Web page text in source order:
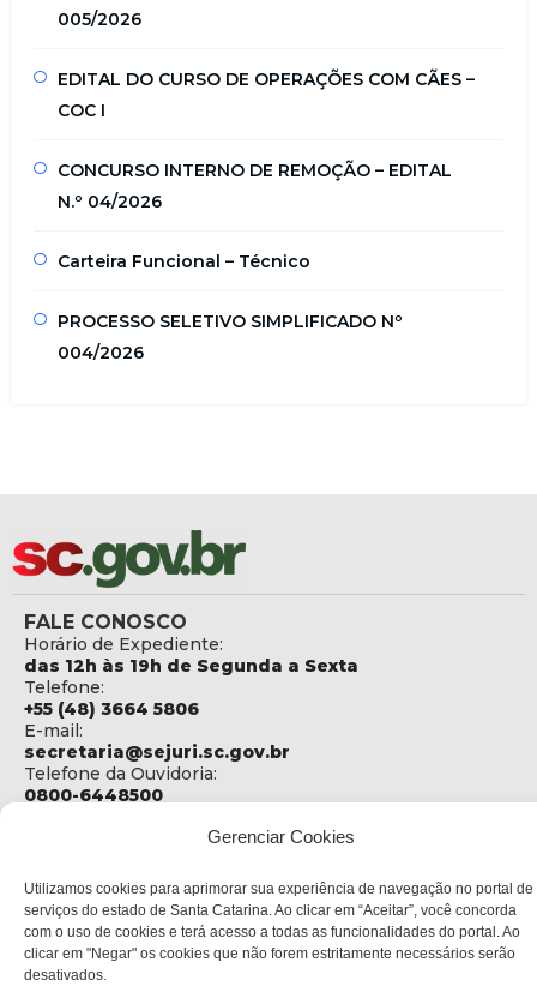
Gerenciar Cookies
Utilizamos cookies para aprimorar sua experiência de navegação no portal de
serviços do estado de Santa Catarina. Ao clicar em “Aceitar”, você concorda
com o uso de cookies e terá acesso a todas as funcionalidades do portal. Ao
clicar em "Negar" os cookies que não forem estritamente necessários serão
desativados.
005/2026
EDITAL DO CURSO DE OPERAÇÕES COM CÃES –
COC I
CONCURSO INTERNO DE REMOÇÃO – EDITAL
N.º 04/2026
Carteira Funcional – Técnico
PROCESSO SELETIVO SIMPLIFICADO Nº
004/2026
FALE CONOSCO
Horário de Expediente:
das 12h às 19h de Segunda a Sexta
Telefone:
+55 (48) 3664 5806
E-mail:
secretaria@sejuri.sc.gov.br
Telefone da Ouvidoria:
0800-6448500
Social
Rua Fúlvio Aducci, 1214 - Loja 06
Bairro:
Estreito - Florianópolis - SC